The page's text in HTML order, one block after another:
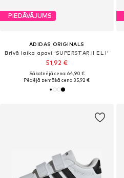
PIEDĀVĀJUMS
ADIDAS ORIGINALS
Brīvā laika apavi 'SUPERSTAR II EL I'
51,92 €
Sākotnējā cena: 64,90 €
Pēdējā zemākā cena:35,92 €